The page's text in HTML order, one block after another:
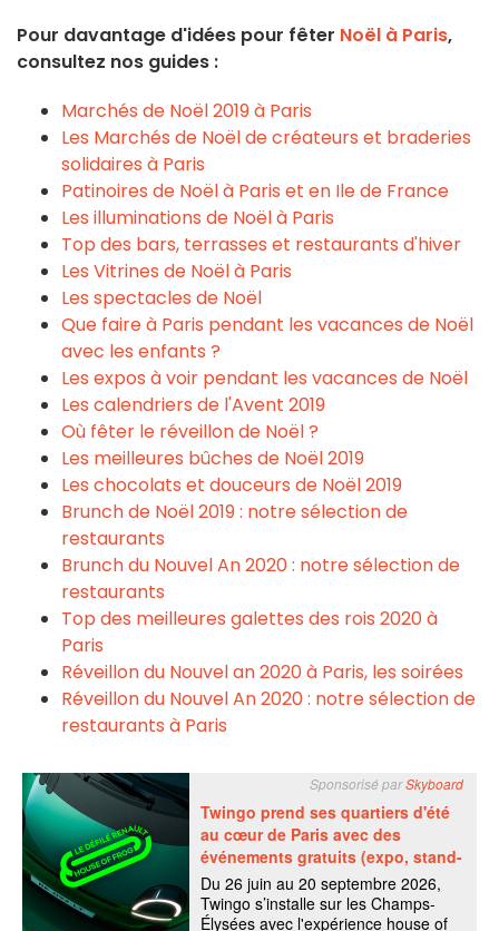
Pour davantage d'idées pour fêter Noël à Paris,
consultez nos guides :
Marchés de Noël 2019 à Paris
Les Marchés de Noël de créateurs et braderies
solidaires à Paris
Patinoires de Noël à Paris et en Ile de France
Les illuminations de Noël à Paris
Top des bars, terrasses et restaurants d'hiver
Les Vitrines de Noël à Paris
Les spectacles de Noël
Que faire à Paris pendant les vacances de Noël
avec les enfants ?
Les expos à voir pendant les vacances de Noël
Les calendriers de l'Avent 2019
Où fêter le réveillon de Noël ?
Les meilleures bûches de Noël2019
Les chocolats et douceurs de Noël2019
Brunch de Noël2019 : notre sélection de
restaurants
Brunch du Nouvel An 2020 : notre sélection de
restaurants
Top des meilleures galettes des rois 2020 à
Paris
Réveillon du Nouvel an2020 à Paris, les soirées
Réveillon du Nouvel An2020 : notre sélection de
restaurants à Paris